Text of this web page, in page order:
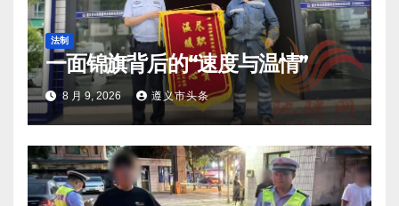
法制
一面锦旗背后的“速度与温情”
8 月 9, 2026 遵义市头条